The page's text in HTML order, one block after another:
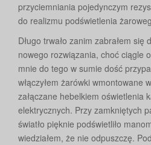
przyciemniania pojedynczym
do realizmu podświetlenia
Długo trwało zanim zabrałem
nowego rozwiązania, choć ciągle
mnie do tego w sumie dość
włączyłem żarówki wmontowane
załączane hebelkiem oświetlenia
elektrycznych. Przy zamkniętych
światło pięknie podświetliło
wiedziałem, że nie odpuszczę.